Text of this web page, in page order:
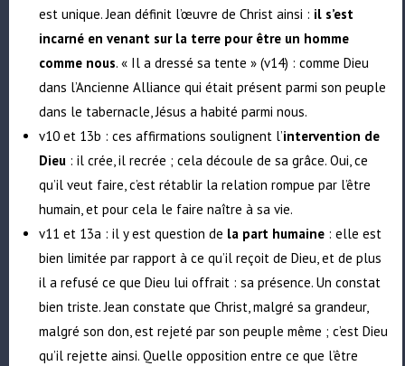
est unique. Jean définit l’œuvre de Christ ainsi : il s’est
incarné en venant sur la terre pour être un homme
comme nous. « Il a dressé sa tente » (v14) : comme Dieu
dans l’Ancienne Alliance qui était présent parmi son peuple
dans le tabernacle, Jésus a habité parmi nous.
v10 et 13b : ces affirmations soulignent l’intervention de
Dieu : il crée, il recrée ; cela découle de sa grâce. Oui, ce
qu’il veut faire, c’est rétablir la relation rompue par l’être
humain, et pour cela le faire naître à sa vie.
v11 et 13a : il y est question de la part humaine : elle est
bien limitée par rapport à ce qu’il reçoit de Dieu, et de plus
il a refusé ce que Dieu lui offrait : sa présence. Un constat
bien triste. Jean constate que Christ, malgré sa grandeur,
malgré son don, est rejeté par son peuple même ; c’est Dieu
qu’il rejette ainsi. Quelle opposition entre ce que l’être